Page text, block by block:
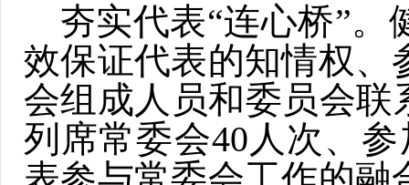
夯实代表“连心桥”
效保证代表的知情权、
会组成人员和委员会联
列席常委会40人次、